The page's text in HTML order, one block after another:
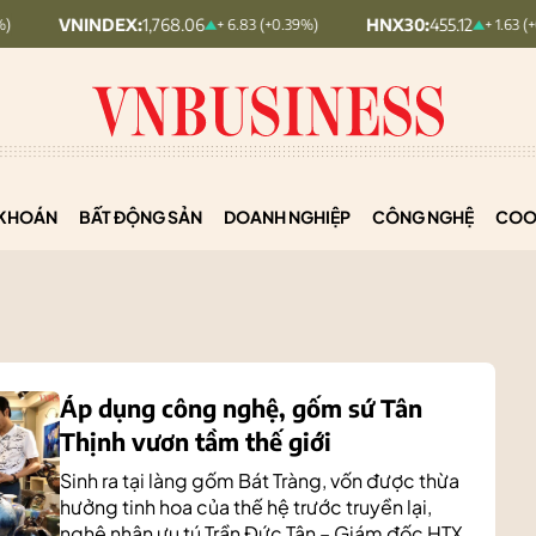
1,768.06 + 6.83 (+0.39%) HNX30: 455.12 + 1.63 (+0.36%)
BẤT ĐỘNG SẢN DOANH NGHIỆP CÔNG NGHỆ
Áp dụng công nghệ, gốm sứ Tân
Thịnh vươn tầm thế giới
Sinh ra tại làng gốm Bát Tràng, vốn được thừa
hưởng tinh hoa của thế hệ trước truyền lại,